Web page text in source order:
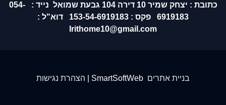
כתובת : יצחק שמיר 10 דירה 104 גבעת שמואל נייד : 054-
6919183 פקס : 153-54-6919183 דוא"ל :
Irithome10@gmail.com
בניית אתרים הצהרת נגישות